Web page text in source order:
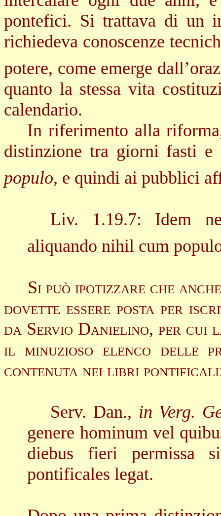
pontefici. Si trattava di un
richiedeva conoscenze
potere, come emerge
quanto la stessa vita
calendario.
In riferimento alla
distinzione tra giorni fasti e
populo, e quindi ai pubblici
Liv. 1.19.7: Idem
aliquando nihil cum
Si può ipotizzare che
dovette essere posta per
da Servio Danielino, per cui
il minuzioso elenco delle
contenuta nei libri
Serv. Dan., in Verg.
genere hominum vel
diebus fieri permissa
pontificales legat.